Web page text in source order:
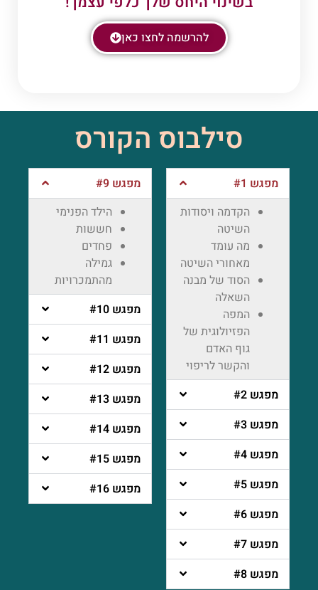
להרשמה לחצו כאן
סילבוס הקורס
מפגש #1
הקדמה ויסודות
השיטה
מה עומד
מאחורי השיטה
הסוד של מבנה
השאלה
המפה
הפזיולוגית של
גוף האדם
והקשר לריפוי
מפגש #2
מפגש #3
מפגש #4
מפגש #5
מפגש #6
מפגש #7
מפגש #8
מפגש #9
הילד הפנימי
חששות
פחדים
גמילה
מהתמכרויות
מפגש #10
מפגש #11
מפגש #12
מפגש #13
מפגש #14
מפגש #15
מפגש #16